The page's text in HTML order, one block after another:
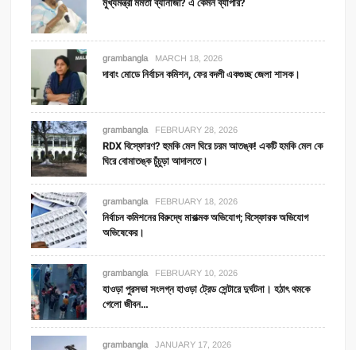
grambangla MARCH 18, 2026
দাবাং মোডে নির্বাচন কমিশন, ফের বদলী একগুচ্ছ জেলা শাসক।
grambangla FEBRUARY 28, 2026
RDX বিস্ফোরণ? হুমকি মেল ঘিরে চরম আতঙ্ক! একটি হমকি মেল কে
ঘিরে বোমাতঙ্ক চুঁচুড়া আদালতে।
grambangla FEBRUARY 18, 2026
নির্বাচন কমিশনের বিরুদ্ধে মারাত্মক অভিযোগ; বিস্ফোরক অভিযোগ
অভিষেকের।
grambangla FEBRUARY 10, 2026
হাওড়া পুরসভা সংলগ্ন হাওড়া ট্রেড সেন্টারে দুর্ঘটনা। হঠাৎ থমকে
গেলো জীবন…
grambangla JANUARY 17, 2026